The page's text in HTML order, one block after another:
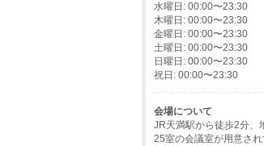
水曜日: 00:00〜23:30
木曜日: 00:00〜23:30
金曜日: 00:00〜23:30
土曜日: 00:00〜23:30
日曜日: 00:00〜23:30
祝日: 00:00〜23:30
会場について
JR天満駅から徒歩2分、
25室の会議室が用意さ